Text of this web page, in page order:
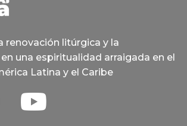
renovación litúrgica y la
una espiritualidad arraigada en el
Latina y el Caribe